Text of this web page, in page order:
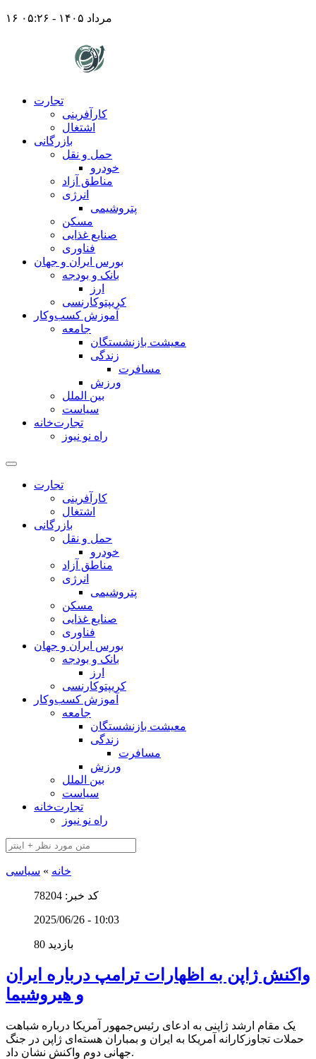
۱۶ مرداد ۱۴۰۵ - ۰۵:۲۶
تجارت
کارآفرینی
اشتغال
بازرگانی
حمل و نقل
خودرو
مناطق آزاد
انرژی
پتروشیمی
مسکن
صنایع غذایی
فناوری
بورس ایران و جهان
بانک و بودجه
ارز
کریپتوکارنسی
آموزش کسب‌وکار
جامعه
معیشت بازنشستگان
زندگی
مسافرت
ورزش
بین الملل
سیاست
تجارت‌خانه
راه نو نیوز
تجارت
کارآفرینی
اشتغال
بازرگانی
حمل و نقل
خودرو
مناطق آزاد
انرژی
پتروشیمی
مسکن
صنایع غذایی
فناوری
بورس ایران و جهان
بانک و بودجه
ارز
کریپتوکارنسی
آموزش کسب‌وکار
جامعه
معیشت بازنشستگان
زندگی
مسافرت
ورزش
بین الملل
سیاست
تجارت‌خانه
راه نو نیوز
خانه » سیاسی
کد خبر: 78204
2025/06/26 - 10:03
80 بازدید
واکنش ژاپن به اظهارات ترامپ درباره ایران
و هیروشیما
یک مقام ارشد ژاپنی به ادعای رئیس‌جمهور آمریکا درباره شباهت
حملات تجاوزکارانه آمریکا به ایران و بمباران هسته‌ای ژاپن در جنگ
جهانی دوم واکنش نشان داد.